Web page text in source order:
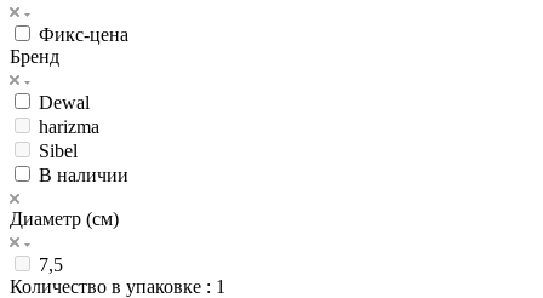
Фикс-цена
Бренд
Dewal
harizma
Sibel
В наличии
Диаметр (см)
7,5
Количество в упаковке : 1